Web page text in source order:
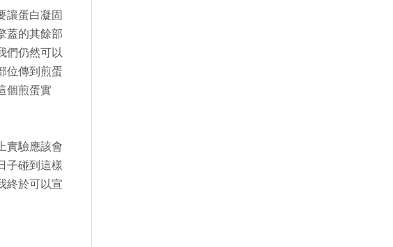
讓蛋白凝固
蓋的其餘部
們仍然可以
位傳到煎蛋
個煎蛋實
實驗應該會
子碰到這樣
終於可以宣